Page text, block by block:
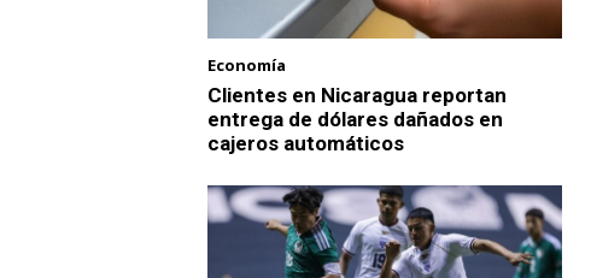
Economía
Clientes en Nicaragua reportan
entrega de dólares dañados en
cajeros automáticos